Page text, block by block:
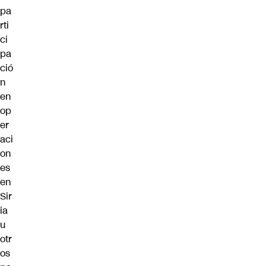
pa
rti
ci
pa
ció
n
en
op
er
aci
on
es
en
Sir
ia
u
otr
os